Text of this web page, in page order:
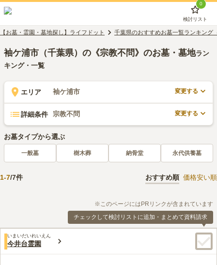
0
検討リスト
【お墓・霊園・墓地探し】ライフドット 千葉県のおすすめお墓一覧ランキング
袖ケ浦市（千葉県）の《宗教不問》のお墓・墓地ラン
キング・一覧
エリア 袖ケ浦市 変更する
詳細条件 宗教不問 変更する
お墓タイプから選ぶ
一般墓 樹木葬 納骨堂 永代供養墓
1-7/7件 おすすめ順 価格安い順
※このページにはPRリンクが含まれています
チェックして検討リストに追加・まとめて資料請求
いまいだいれいえん
今井台霊園